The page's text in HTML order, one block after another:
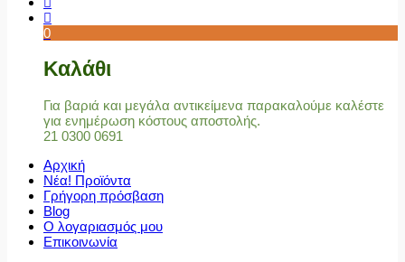
0
Καλάθι
Για βαριά και μεγάλα αντικείμενα παρακαλούμε καλέστε
για ενημέρωση κόστους αποστολής.
21 0300 0691
Αρχική
Νέα! Προϊόντα
Γρήγορη πρόσβαση
Blog
Ο λογαριασμός μου
Επικοινωνία